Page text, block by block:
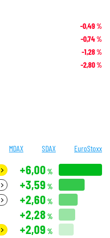
-0,49%
-0,74%
-1,28%
-2,80%
MDAX SDAX EuroStoxx
+6,00 %
+3,59 %
+2,60 %
+2,28 %
+2,09 %